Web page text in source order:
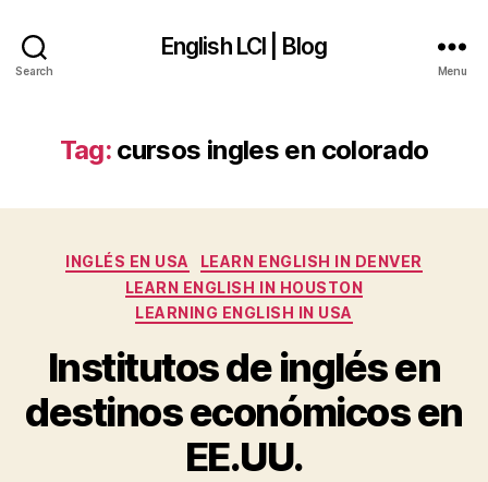
Search
English LCI | Blog
Menu
Tag: cursos ingles en colorado
Categories
INGLÉS EN USA
LEARN ENGLISH IN DENVER
LEARN ENGLISH IN HOUSTON
LEARNING ENGLISH IN USA
Institutos de inglés en
destinos económicos en
EE.UU.